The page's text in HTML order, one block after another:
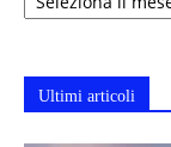
Ultimi articoli